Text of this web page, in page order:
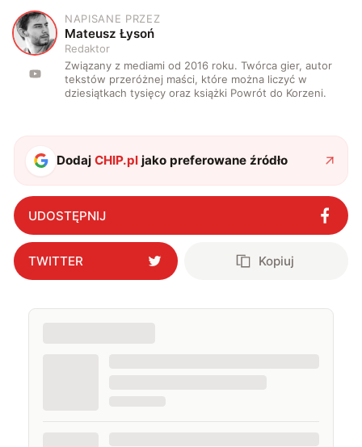
M
NAPISANE PRZEZ
Mateusz Łysoń
Redaktor
Związany z mediami od 2016 roku. Twórca gier, autor
tekstów przeróżnej maści, które można liczyć w
dziesiątkach tysięcy oraz książki Powrót do Korzeni.
DodajCHIP.pl jako preferowane źródło
UDOSTĘPNIJ
TWITTER Kopiuj